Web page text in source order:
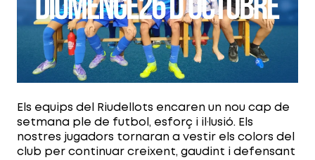
Els equips del Riudellots encaren un nou cap de
setmana ple de futbol, esforç i il·lusió. Els
nostres jugadors tornaran a vestir els colors del
club per continuar creixent, gaudint i defensant